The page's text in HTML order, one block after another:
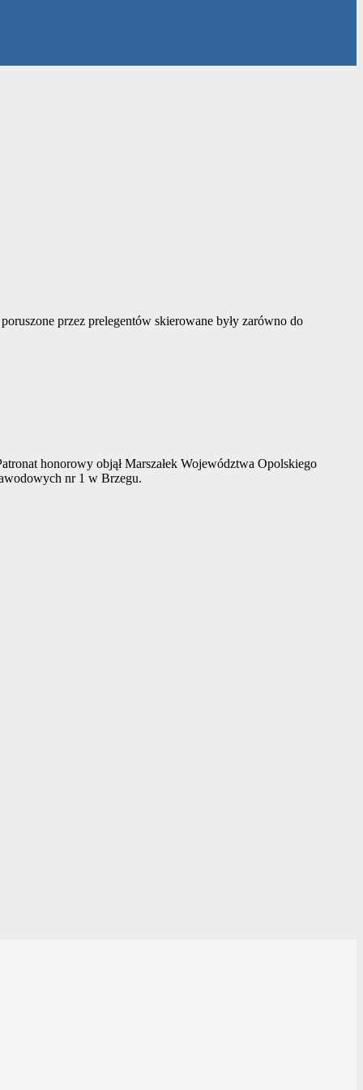
przez prelegentów skierowane były zarówno do
honorowy objął Marszałek Województwa Opolskiego
nr 1 w Brzegu.